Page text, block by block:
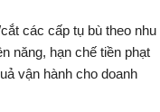
các cấp tụ bù theo nhu
năng, hạn chế tiền phạt
vận hành cho doanh